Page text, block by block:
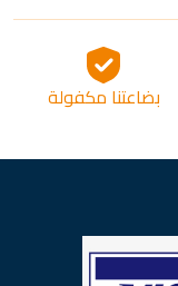
بضاعتنا مكفولة